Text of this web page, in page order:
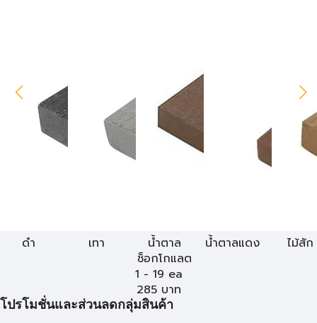
ดำ เทา
น้ำตาล
ช็อกโกแลต
น้ำตาลแดง
ไม้สัก
1 - 19 ea
285 บาท
โปรโมชั่นและส่วนลดกลุ่มสินค้า